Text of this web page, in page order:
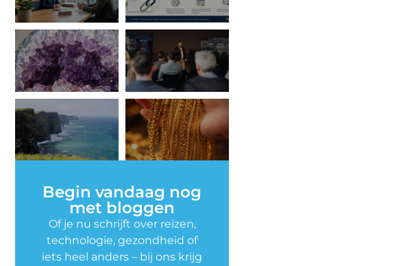
Begin vandaag nog
met bloggen
Of je nu schrijft over reizen,
technologie, gezondheid of
iets heel anders – bij ons krijg